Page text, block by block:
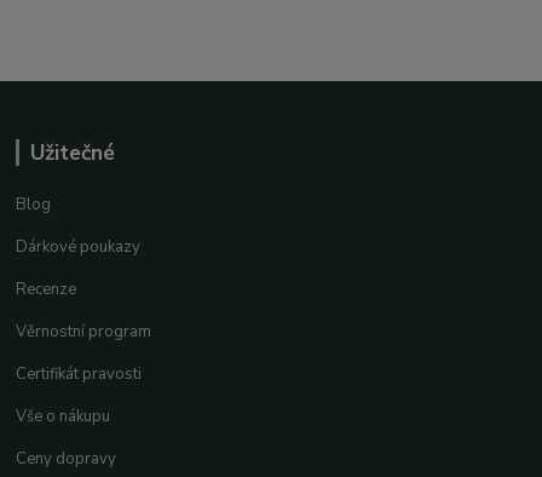
Užitečné
Blog
Dárkové poukazy
Recenze
Věrnostní program
Certifikát pravosti
Vše o nákupu
Ceny dopravy